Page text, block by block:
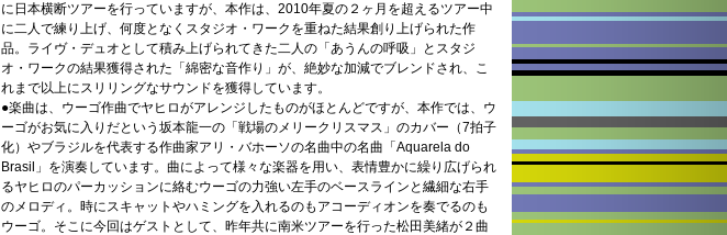
に日本横断ツアーを行っていますが、本作は、2010年夏の２ヶ月を超えるツアー中
に二人で練り上げ、何度となくスタジオ・ワークを重ねた結果創り上げられた作
品。ライヴ・デュオとして積み上げられてきた二人の「あうんの呼吸」とスタジ
オ・ワークの結果獲得された「綿密な音作り」が、絶妙な加減でブレンドされ、こ
れまで以上にスリリングなサウンドを獲得しています。
●楽曲は、ウーゴ作曲でヤヒロがアレンジしたものがほとんどですが、本作では、ウ
ーゴがお気に入りだという坂本龍一の「戦場のメリークリスマス」のカバー（7拍子
化）やブラジルを代表する作曲家アリ・バホーソの名曲中の名曲「Aquarela do
Brasil」を演奏しています。曲によって様々な楽器を用い、表情豊かに繰り広げられ
るヤヒロのパーカッションに絡むウーゴの力強い左手のベースラインと繊細な右手
のメロディ。時にスキャットやハミングを入れるのもアコーディオンを奏でるのも
ウーゴ。そこに今回はゲストとして、昨年共に南米ツアーを行った松田美緒が２曲